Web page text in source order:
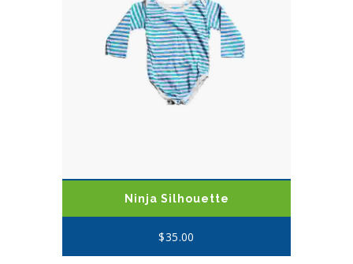
Ninja Silhouette
$35.00